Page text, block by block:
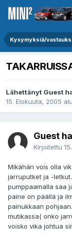
Kysymyksiä/
Lähettänyt Guest
15. Elokuuta, 2005
Guest
Kirjoitettu
Mikähän vois olla
jarruputket ja -
pumppaamalla saa
paine on päällä ja
painukkaan
mutikassa( onko
voisko vika johtua